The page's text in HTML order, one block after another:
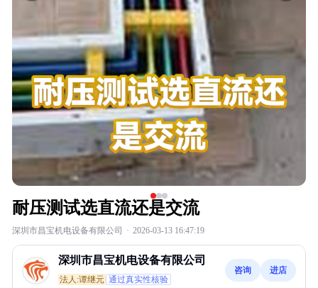
耐压测试选直流还是交流
深圳市昌宝机电设备有限公司 · 2026-03-13 16:47:19
深圳市昌宝机电设备有限公司
法人:谭继元 通过真实性核验
咨询 进店